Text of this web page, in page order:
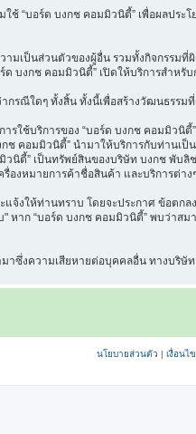
ช้ “บอร์ด บงกช คอมมิวนิตี้” เพื่อผลป
มเป็นส่วนตัวของผู้อื่น รวมทั้งกิจกรร
บงกช คอมมิวนิตี้” เปิดให้บริการสำหรั
รณีใดๆ ทั้งสิ้น ทั้งนี้เพื่อสร้างวัฒนธรรมที่
ใช้บริการของ “บอร์ด บงกช คอมมิวนิ
คอมมิวนิตี้” นำมาให้บริการกับท่าน
นิตี้” เป็นทรัพย์สินของบริษัท บงกช พั
งหมายการค้าชื่อสินค้า และบริการต่าง
จ้งให้ท่านทราบ โดยจะประกาศ ข้อต
าก “บอร์ด บงกช คอมมิวนิตี้” พบว่าส
ซึ่งความเสียหายต่อบุคคลอื่น ทางบริษั
นโยบายส่วนตัว | เงื่อนไ